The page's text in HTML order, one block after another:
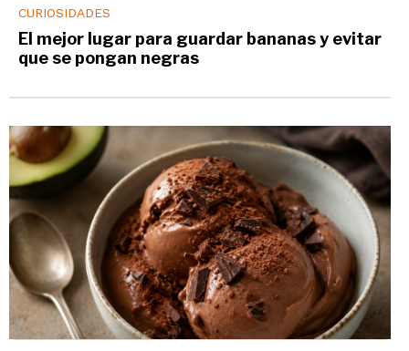
CURIOSIDADES
El mejor lugar para guardar bananas y evitar
que se pongan negras